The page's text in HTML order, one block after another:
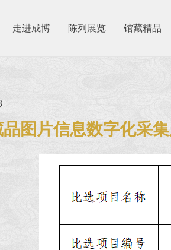
走进成博 陈列展览 馆藏精品
品图片信息数字化采